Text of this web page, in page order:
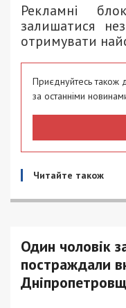
Рекламні
залишатися
отримувати
Приєднуйтесь також
за останніми
Читайте також
Один чоловік
постраждали